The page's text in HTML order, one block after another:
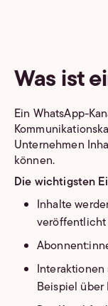
Was ist
Ein WhatsApp-
Unternehmen
können.
Die wichtigsten
Inhalte
veröffentlicht
Beispiel über